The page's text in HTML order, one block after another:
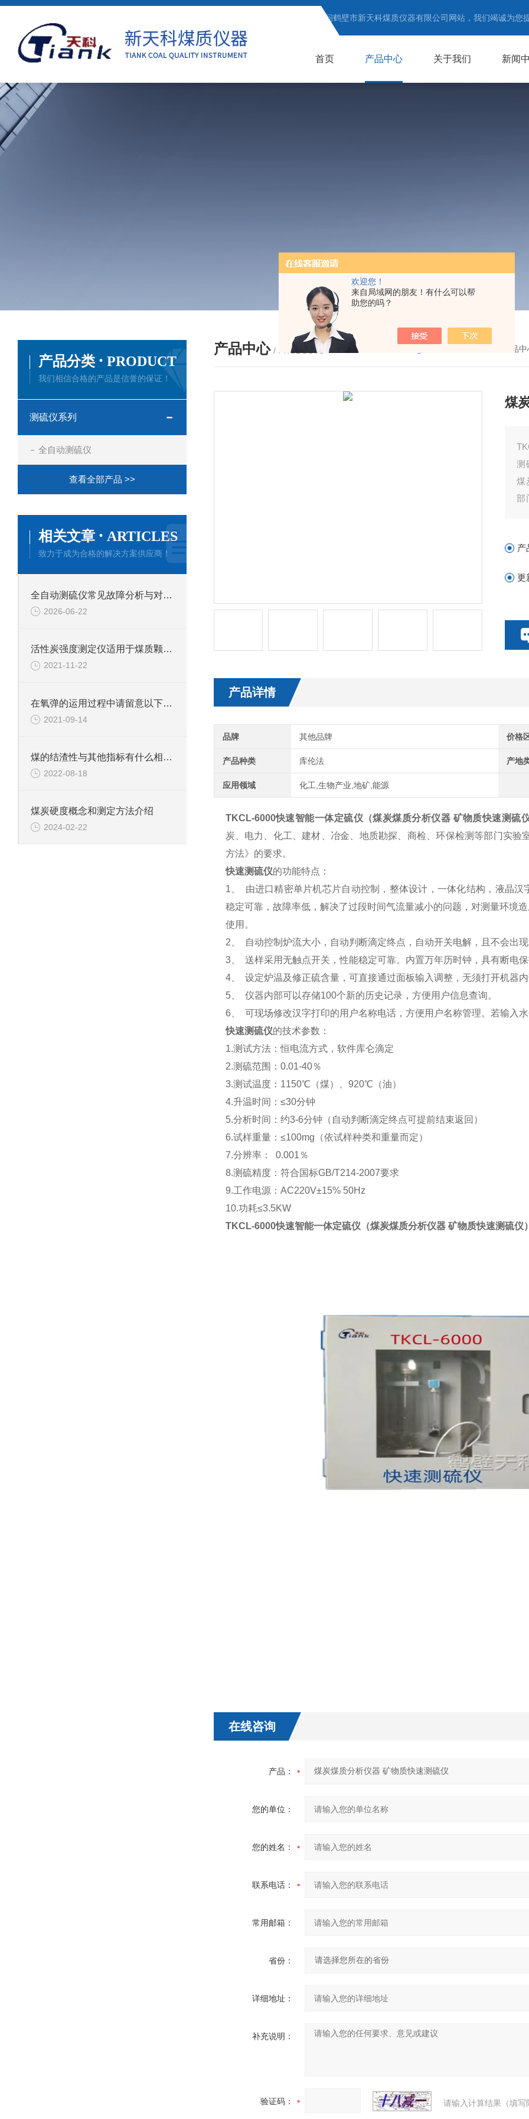
欢迎您！
来自局域网的朋友！有什么可以帮
助您的吗？
欢迎访问鹤壁市新天科煤质仪器有限公司网站，我们竭诚为您
首页 产品中心 关于我们 新闻
产品中心 / PRODUCTS 产品
煤
测
煤
部
产
更
产品详情
品牌 其他品牌 价格
产品种类 库伦法 产地
应用领域 化工,生物产业,地矿,能源
TKCL-6000快速智能一体定硫仪（煤炭煤质分析仪器 矿物质快速测硫
炭、电力、化工、建材、冶金、地质勘探、商检、环保检测等部门实
方法》的要求。
快速测硫仪的功能特点：
1、 由进口精密单片机芯片自动控制，整体设计，一体化结构，液晶
稳定可靠，故障率低，解决了过段时间气流量减小的问题，对测量环境
使用。
2、 自动控制炉流大小，自动判断滴定终点，自动开关电解，且不会出
3、 送样采用无触点开关，性能稳定可靠。内置万年历时钟，具有断电
4、 设定炉温及修正硫含量，可直接通过面板输入调整，无须打开机器
5、 仪器内部可以存储100个新的历史记录，方便用户信息查询。
6、 可现场修改汉字打印的用户名称电话，方便用户名称管理。若输入
快速测硫仪的技术参数：
1.测试方法：恒电流方式，软件库仑滴定
2.测硫范围：0.01-40％
3.测试温度：1150℃（煤）、920℃（油）
4.升温时间：≤30分钟
5.分析时间：约3-6分钟（自动判断滴定终点可提前结束返回）
6.试样重量：≤100mg（依试样种类和重量而定）
7.分辨率： 0.001％
8.测硫精度：符合国标GB/T214-2007要求
9.工作电源：AC220V±15% 50Hz
10.功耗≤3.5KW
TKCL-6000快速智能一体定硫仪（煤炭煤质分析仪器 矿物质快速测硫仪
在线咨询
产品：
您的单位：
您的姓名：
联系电话：
常用邮箱：
省份：
详细地址：
补充说明：
验证码： 请输入计算结果（填
产品分类 · PRODUCT
我们相信合格的产品是信誉的保证！
测硫仪系列
全自动测硫仪
查看全部产品 >>
相关文章 · ARTICLES
致力于成为合格的解决方案供应商！
全自动测硫仪常见故障分析与对应解决策略分享
2026-06-22
活性炭强度测定仪适用于煤质颗粒活性炭强度的测定
2021-11-22
在氧弹的运用过程中请留意以下几个方面
2021-09-14
煤的结渣性与其他指标有什么相互关系
2022-08-18
煤炭硬度概念和测定方法介绍
2024-02-22